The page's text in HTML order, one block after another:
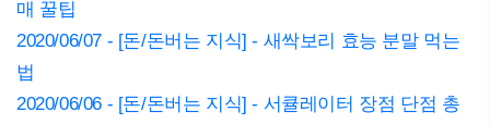
매 꿀팁
2020/06/07 - [돈/돈버는 지식] - 새싹보리 효능 분말 먹는
법
2020/06/06 - [돈/돈버는 지식] - 서큘레이터 장점 단점 총